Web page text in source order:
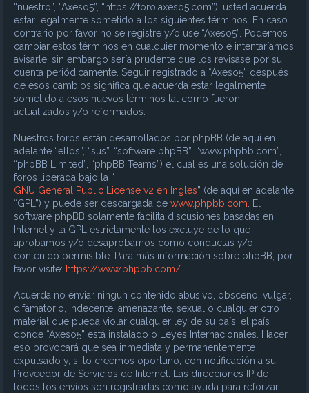
“nuestro”, “Axeso5”, “https://foro.axeso5.com”), usted acuerda
estar legalmente sometido a los siguientes términos. En caso
contrario por favor no se registre y/o use “Axeso5”. Podemos
cambiar estos términos en cualquier momento e intentaríamos
avisarle, sin embargo sería prudente que los revisase por su
cuenta periódicamente. Seguir registrado a “Axeso5” después
de esos cambios significa que acuerda estar legalmente
sometido a esos nuevos términos tal como fueron
actualizados y/o reformados.
Nuestros foros están desarrollados por phpBB (de aquí en
adelante “ellos”, “sus”, “software phpBB”, “www.phpbb.com”,
“phpBB Limited”, “phpBB Teams”) el cual es una solución de
foros liberada bajo la “
GNU General Public License v2 en Ingles” (de aquí en adelante
“GPL”) y puede ser descargada de www.phpbb.com . El
software phpBB solamente facilita discusiones basadas en
Internet y la GPL estrictamente los excluye de lo que
aprobamos y/o desaprobamos como conductas y/o
contenido permisible. Para más información sobre phpBB, por
favor visite: https://www.phpbb.com/
Acuerda no enviar ningun contenido abusivo, obsceno, vulgar,
difamatorio, indecente, amenazante, sexual o cualquier otro
material que pueda violar cualquier ley de su país, el país
donde “Axeso5” está instalado o Leyes Internacionales. Hacer
eso provocará que sea inmediata y permanentemente
expulsado y, si lo creemos oportuno, con notificación a su
Proveedor de Servicios de Internet. Las direcciones IP de
todos los envíos son registradas como ayuda para reforzar